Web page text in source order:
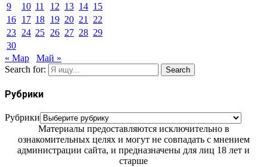
9
10 11 12 13 14 15
16 17 18 19 20 21
22
23 24 25 26 27 28 29
30
« Мар
Май »
Search for:
Search
Рубрики
Рубрики
Материалы предоставляются исключительно в
ознакомительных целях и могут не совпадать с мнением
администрации сайта, и предназначены для лиц 18 лет и
старше